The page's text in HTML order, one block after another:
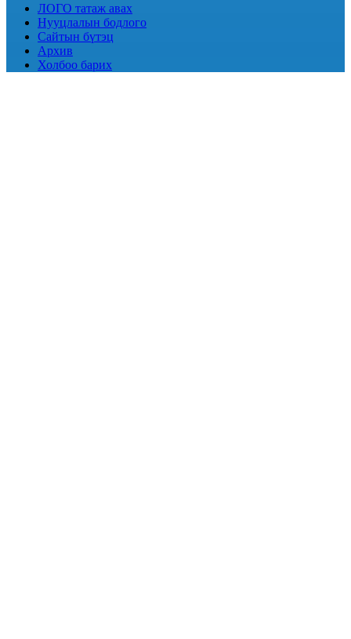
ЛОГО татаж авах
Нууцлалын бодлого
Сайтын бүтэц
Архив
Холбоо барих